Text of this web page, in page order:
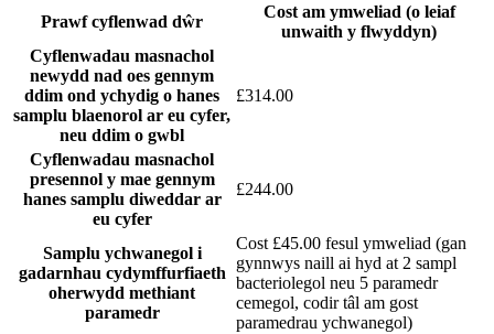
Prawf cyflenwad dŵr
Cost am ymweliad (o leiaf
unwaith y flwyddyn)
Cyflenwadau masnachol
newydd nad oes gennym
ddim ond ychydig o hanes
samplu blaenorol ar eu cyfer,
neu ddim o gwbl
£314.00
Cyflenwadau masnachol
presennol y mae gennym
hanes samplu diweddar ar
eu cyfer
£244.00
Samplu ychwanegol i
gadarnhau cydymffurfiaeth
oherwydd methiant
paramedr
Cost £45.00 fesul ymweliad (gan
gynnwys naill ai hyd at 2 sampl
bacteriolegol neu 5 paramedr
cemegol, codir tâl am gost
paramedrau ychwanegol)